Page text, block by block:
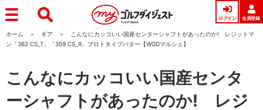
ログイン 会員登録
ホーム ギア
こんなにカッコいい国産センターシャフトがあったのか! レジットマ
ン「362 CS_T」「359 CS_R」プロトタイプパター【WGDマルシェ】
こんなにカッコいい国産センタ
ーシャフトがあったのか! レジ